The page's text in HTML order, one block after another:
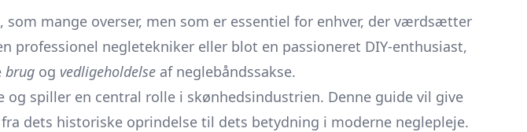
mange overser, men som er essentiel for enhver, der værdsætter
professionel negletekniker eller blot en passioneret DIY-enthusiast,
brug og vedligeholdelse af neglebåndssakse.
spiller en central rolle i skønhedsindustrien. Denne guide vil give
dets historiske oprindelse til dets betydning i moderne neglepleje.